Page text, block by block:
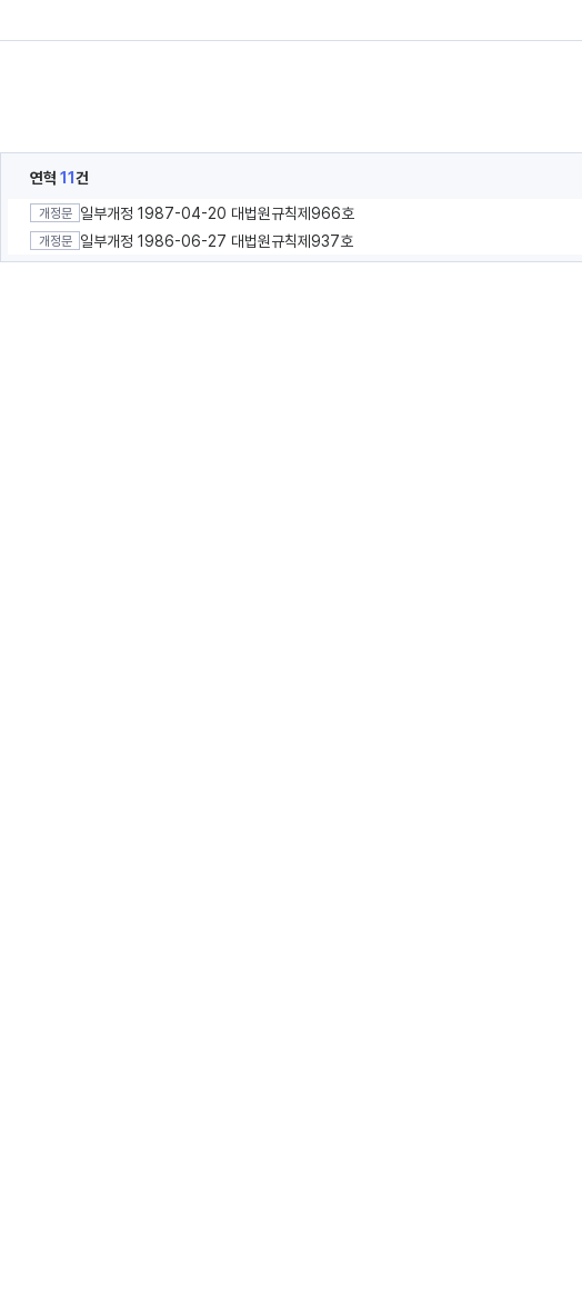
연혁 11 건
개정문 일부개정 1987-04-20 대법원규칙제966호
개정문 일부개정 1986-06-27 대법원규칙제937호